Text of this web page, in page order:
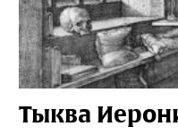
Тыква